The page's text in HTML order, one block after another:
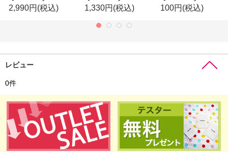
2,990円(税込) 1,330円(税込) 100円(税込)
レビュー
0件